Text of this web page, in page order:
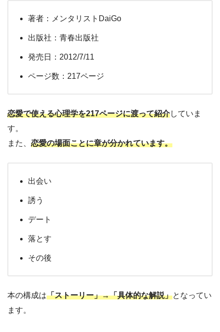
著者：メンタリストDaiGo
出版社：青春出版社
発売日：2012/7/11
ページ数：217ページ
恋愛で使える心理学を217ページに渡って紹介していま
す。
また、 恋愛の場面ことに章が分かれています。
出会い
誘う
デート
落とす
その後
本の構成は「ストーリー」→「具体的な解説」となってい
ます。